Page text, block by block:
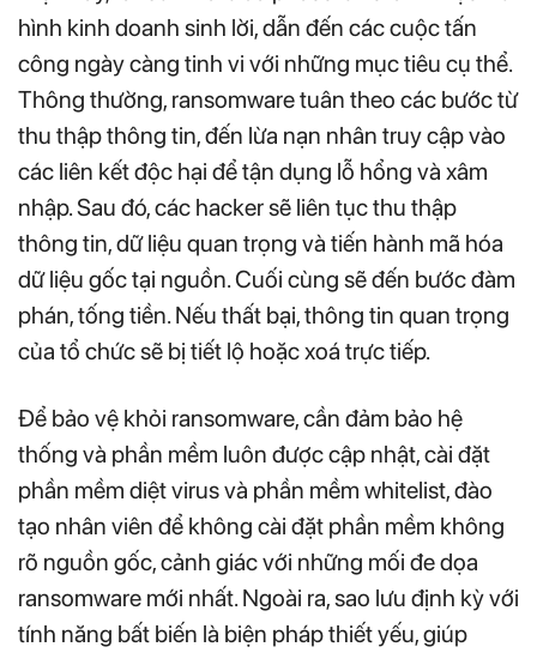
hình kinh doanh sinh lời, dẫn đến các cuộc tấn
công ngày càng tinh vi với những mục tiêu cụ thể.
Thông thường, ransomware tuân theo các bước từ
thu thập thông tin, đến lừa nạn nhân truy cập vào
các liên kết độc hại để tận dụng lỗ hổng và xâm
nhập. Sau đó, các hacker sẽ liên tục thu thập
thông tin, dữ liệu quan trọng và tiến hành mã hóa
dữ liệu gốc tại nguồn. Cuối cùng sẽ đến bước đàm
phán, tống tiền. Nếu thất bại, thông tin quan trọng
của tổ chức sẽ bị tiết lộ hoặc xoá trực tiếp.
Để bảo vệ khỏi ransomware, cần đảm bảo hệ
thống và phần mềm luôn được cập nhật, cài đặt
phần mềm diệt virus và phần mềm whitelist, đào
tạo nhân viên để không cài đặt phần mềm không
rõ nguồn gốc, cảnh giác với những mối đe dọa
ransomware mới nhất. Ngoài ra, sao lưu định kỳ với
tính năng bất biến là biện pháp thiết yếu, giúp